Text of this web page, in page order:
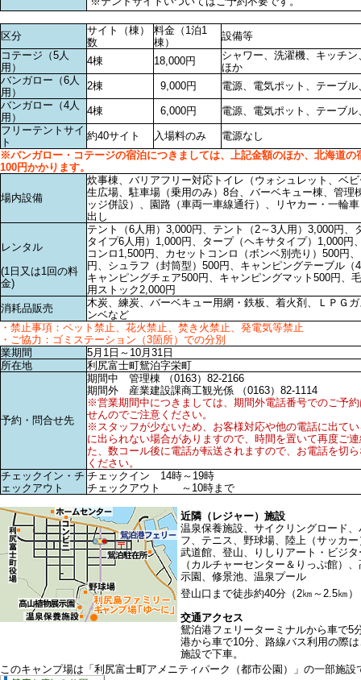
区分
サイト（棟）
数
料金（1泊1
棟）
設備等
コテージ（5人
用）
4棟 18,000円
シャワー、洗濯機、キッチ
ほか
バンガロー（6人
用）
2棟 9,000円
電源、電気ポット、テーブル
バンガロー（4人
用）
4棟 6,000円
電源、電気ポット、テーブル
フリーテントサイ
ト
約40サイト 入場料のみ
電源なし
※バンガロー・コテージの宿泊につきましては、上記金額のほか、北海道の
100円かかります。
場内設備
炊事棟、バリアフリー対応トイレ（ウォシュレット、ベ
生広場、駐車場（乗用のみ）8台、バーベキュー棟、管理
ッジ併設）、園路（車両一車線通行）、リヤカー・一輪
出し
レンタル
(1日又は1回の料
金)
テント（6人用）3,000円、テント（2～3人用）3,000円、
タイプ6人用）1,000円、タープ（ヘキサタイプ）1,000円
コンロ 1,500円、カセットコンロ（ボンベ別売り）500円
円、シュラフ（封筒型）500円、キャンピングテーブル（
キャンピングチェア500円、キャンピングマット500円、
用ストック2,000円
消耗品販売
木炭、練炭、バーベキュー用網・鉄板、着火剤、ＬＰＧ
ンベなど
・禁止事項：ペット禁止、花火禁止、焚き火禁止、発電気等禁止
・ご協力：ゴミステーション（3箇所）での分別
業期間
5月1日～10月31日
所在地
利尻富士町鴛泊字栄町
予約・問合せ先
期間中 管理棟 （0163）82-2166
期間外 産業建設課商工観光係 （0163）82-1114
※営業期間中につきましては、期間外電話番号でのご予
せんのでご注意ください。
※スタッフが少ないため、お客様対応や他の電話に出て
に出られない場合がありますので、時間を置いて再度ご
た、数コール後に電話が転送されますので、お電話を切
ください。
チェックイン・チ
ェックアウト
チェックイン 14時～19時
チェックアウト ～10時まで
近隣（レジャー）施設
温泉保養施設、サイクリングロード
フ、テニス、野球場、陸上（サッカ
武道館、登山、りしりアート・ビジ
（カルチャーセンター＆りっぷ館）
示園、修景池、温泉プール
登山口まで徒歩約40分（2㎞～2.5㎞）
交通アクセス
鴛泊港フェリーターミナルから車で5
港から車で10分、路線バス利用の際
施設で下車。
このキャンプ場は「利尻富士町アメニティパーク（都市公園）」の一部施設